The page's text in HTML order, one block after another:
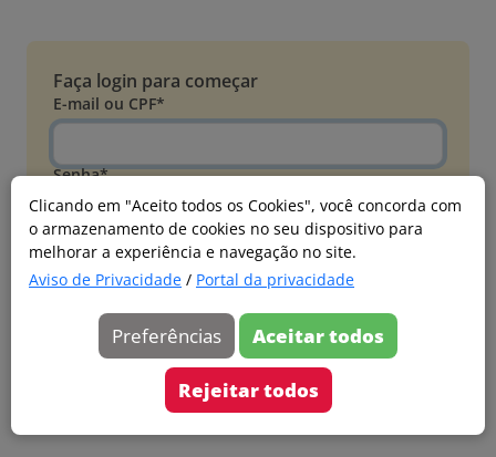
Clicando em "Aceito todos os Cookies", você concorda com
o armazenamento de cookies no seu dispositivo para
melhorar a experiência e navegação no site.
Aviso de Privacidade / Portal da privacidade
Preferências Aceitar todos
Rejeitar todos
Faça login para começar
E-mail ou CPF*
Senha*
Esqueci minha senha
Entrar
Acessar com Microsoft
Ainda não faz parte?
Cadastre-se
Versão 20260805.7